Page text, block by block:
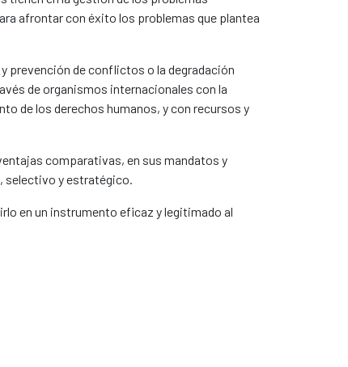
afrontar con éxito los problemas que plantea
prevención de conflictos o la degradación
de organismos internacionales con la
de los derechos humanos, y con recursos y
comparativas, en sus mandatos y
y estratégico.
en un instrumento eficaz y legitimado al